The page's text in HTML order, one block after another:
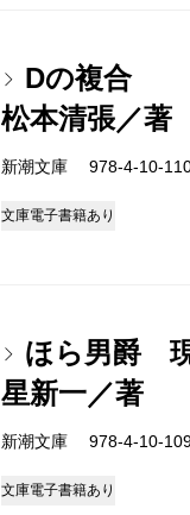
Dの複合
松本清張／著
新潮文庫 978-4-10-
文庫電子書籍あり
ほら男爵
星新一／著
新潮文庫 978-4-10-
文庫電子書籍あり